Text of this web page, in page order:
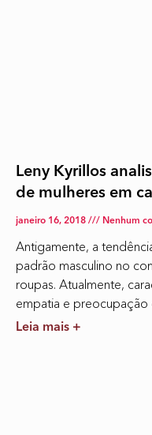
Leny Kyrillos
de mulheres em
janeiro 16, 2018 Nenhum
Antigamente, a
padrão masculino no
roupas. Atualmente,
empatia e preocupação
Leia mais +